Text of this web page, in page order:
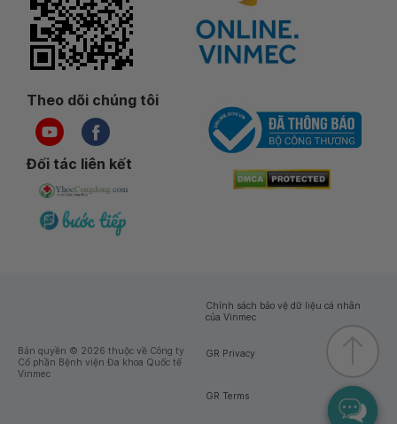
Theo dõi chúng tôi
Đối tác liên kết
Bản quyền © 2026 thuộc về Công ty
Cổ phần Bệnh viện Đa khoa Quốc tế
Vinmec
Chính sách bảo vệ dữ liệu cá nhân
của Vinmec
GR Privacy
GR Terms